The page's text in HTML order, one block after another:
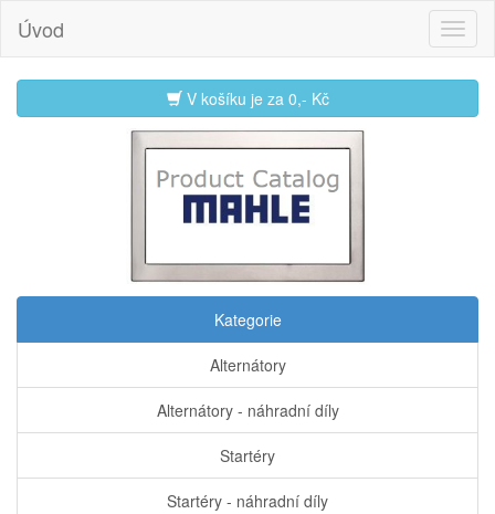
Úvod
V košíku je za 0,- Kč
Kategorie
Alternátory
Alternátory - náhradní díly
Startéry
Startéry - náhradní díly